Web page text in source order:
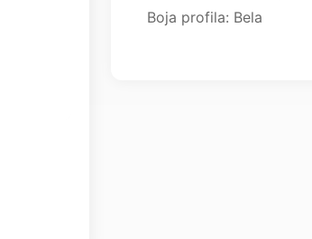
Boja profila: Bela